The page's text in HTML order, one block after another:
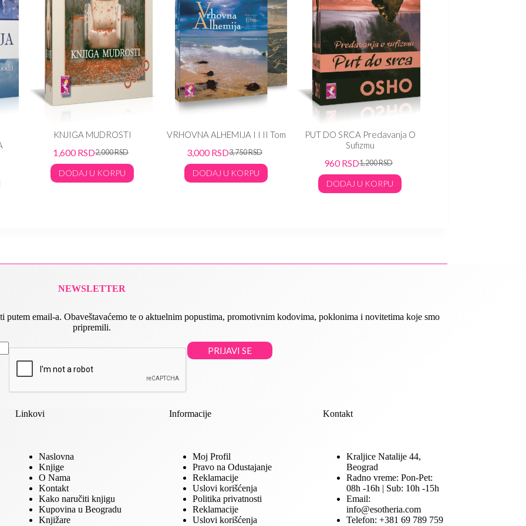
KNJIGA MUDROSTI
2,000RSD
1,600RSD
DODAJ U KORPU
VRHOVNA ALHEMIJA I I II Tom
3,750RSD
3,000RSD
DODAJ U KORPU
PUT DO SRCA Predavanja O
Sufizmu
1,200RSD
960RSD
DODAJ U KORPU
NEWSLETTER
email-a. Obaveštavaćemo te o aktuelnim popustima, promotivnim kodovima, poklonima i novitetima koje smo
pripremili.
PRIJAVI SE
Linkovi
Naslovna
Knjige
O Nama
Kontakt
Kako naručiti knjigu
Kupovina u Beogradu
Knjižare
Informacije
Moj Profil
Pravo na Odustajanje
Reklamacije
Uslovi korišćenja
Politika privatnosti
Reklamacije
Uslovi korišćenja
Kontakt
Kraljice Natalije 44,
Beograd
Radno vreme: Pon-Pet:
08h -16h | Sub: 10h -15h
Email:
info@esotheria.com
Telefon: +381 69 789 759